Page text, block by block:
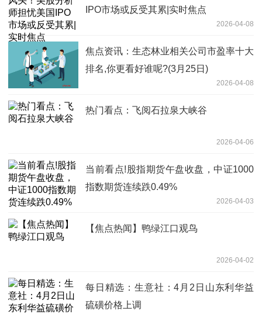
IPO市场或反受其累|实时焦点
2026-04-08
焦点资讯：生态林业相关公司市盈率十大
排名,你更看好谁呢?(3月25日)
2026-04-08
热门看点：飞阅石拉泉大峡谷
2026-04-06
当前看点!股指期货午盘收盘，中证1000
指数期货连续跌0.49%
2026-04-03
【焦点热闻】鸭绿江口观鸟
2026-04-02
每日精选：生意社：4月2日山东利华益
硫磺价格上调